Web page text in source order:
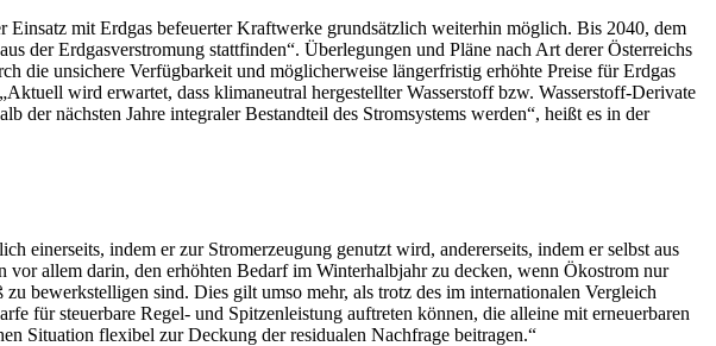
mit Erdgas befeuerter Kraftwerke grundsätzlich weiterhin möglich. Bis 2040, dem
der Erdgasverstromung stattfinden“. Überlegungen und Pläne nach Art derer Österreichs
die unsichere Verfügbarkeit und möglicherweise längerfristig erhöhte Preise für Erdgas
wird erwartet, dass klimaneutral hergestellter Wasserstoff bzw. Wasserstoff-Derivate
nächsten Jahre integraler Bestandteil des Stromsystems werden“, heißt es in der
einerseits, indem er zur Stromerzeugung genutzt wird, andererseits, indem er selbst aus
allem darin, den erhöhten Bedarf im Winterhalbjahr zu decken, wenn Ökostrom nur
bewerkstelligen sind. Dies gilt umso mehr, als trotz des im internationalen Vergleich
für steuerbare Regel- und Spitzenleistung auftreten können, die alleine mit erneuerbaren
Situation flexibel zur Deckung der residualen Nachfrage beitragen.“